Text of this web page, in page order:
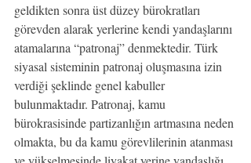
geldikten sonra üst düzey bürokratları
görevden alarak yerlerine kendi yandaşlarını
atamalarına “patronaj” denmektedir. Türk
siyasal sisteminin patronaj oluşmasına izin
verdiği şeklinde genel kabuller
bulunmaktadır. Patronaj, kamu
bürokrasisinde partizanlığın artmasına neden
olmakta, bu da kamu görevlilerinin atanması